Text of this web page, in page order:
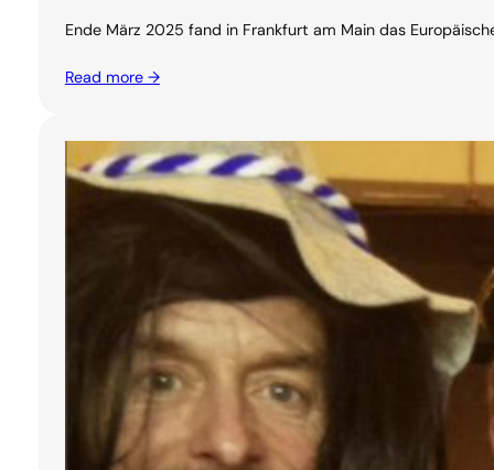
Ende März 2025 fand in Frankfurt am Main das
Read more →